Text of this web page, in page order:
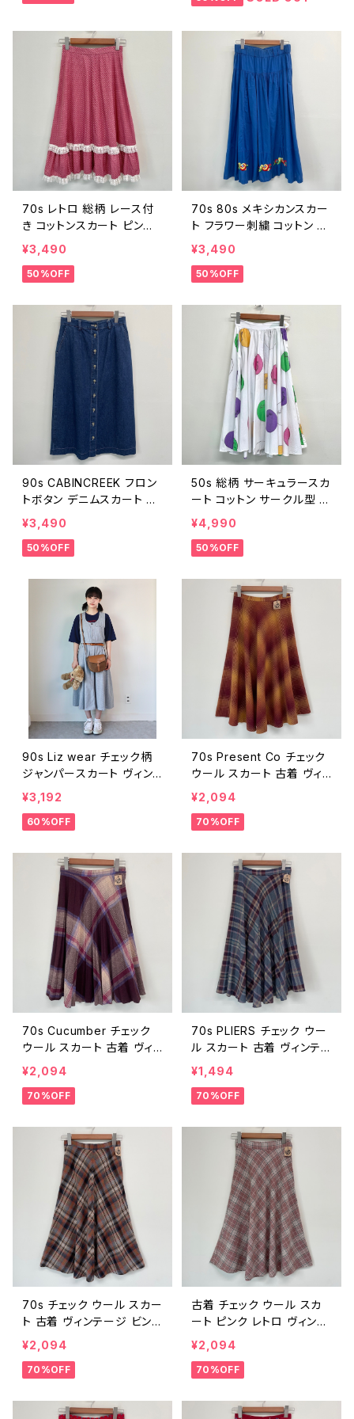
70s レトロ 総柄 レース付
き コットンスカート ピンク
ヴィンテージ 古着 小花柄
植物柄 ボタニカル柄 果物
柄 フリル 70年代 ビンテー
¥3,490
50%OFF
70s 80s メキシカンスカー
ト フラワー刺繍 コットン ヴ
ィンテージ 古着 花 青 ブル
ー メキシコ レトロ 70年代
80年代 ビンテージ レディ
¥3,490
50%OFF
90s CABINCREEK フロン
トボタン デニムスカート ヴ
ィンテージ 古着 レトロ 90
年代 レディース ビンテージ
25092002
¥3,490
50%OFF
50s 総柄 サーキュラースカ
ート コットン サークル型 ヴ
ィンテージ 古着 カラフル ド
ット柄 レディース 白 ホワイ
ト ビンテージ 50年代 ロカ
¥4,990
50%OFF
90s Liz wear チェック柄
ジャンパースカート ヴィン
テージ 古着 レトロ ジャン
スカ ノースリーブ ワンピー
ス コットン 水色 レディース
211
¥3,192
60%OFF
70s Present Co チェック
ウール スカート 古着 ヴィ
ンテージ レトロ ビンテージ
70年代 レディース 25052
907
¥2,094
70%OFF
70s Cucumber チェック
ウール スカート 古着 ヴィ
ンテージ レトロ 紫 プリー
ツスカート 70年代 ビンテ
ージ レディース 2505290
¥2,094
70%OFF
70s PLIERS チェック ウー
ル スカート 古着 ヴィンテ
ージ レトロ 70年代 レディ
ース ビンテージ 2505290
4
¥1,494
70%OFF
70s チェック ウール スカー
ト 古着 ヴィンテージ ビンテ
ージ レディース 70年代 25
052903
¥2,094
70%OFF
古着 チェック ウール スカ
ート ピンク レトロ ヴィンテ
ージ レディース ビンテージ
25052902
¥2,094
70%OFF